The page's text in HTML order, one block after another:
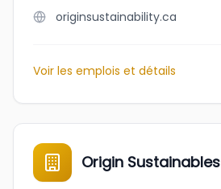
originsustainability.ca
Voir les emplois et détails
Origin Sustainables